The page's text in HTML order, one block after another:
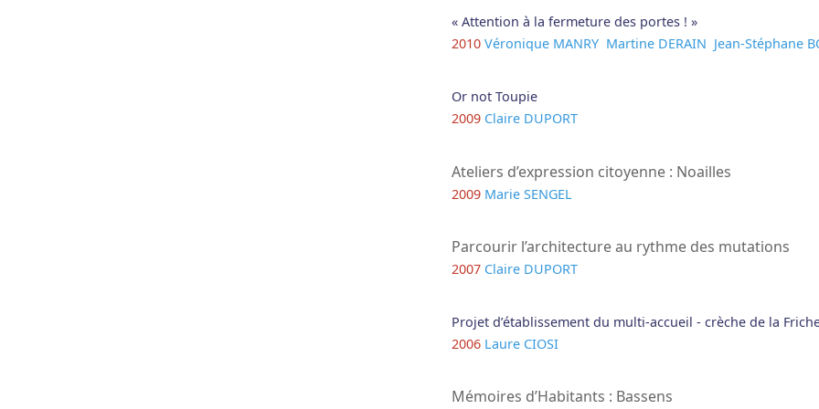
« Attention à la fermeture des portes ! »
2010 Véronique MANRY Martine DERAIN Jean-Stéphane
Or not Toupie
2009 Claire DUPORT
Ateliers d’expression citoyenne : Noailles
2009 Marie SENGEL
Parcourir l’architecture au rythme des mutations
2007 Claire DUPORT
Projet d’établissement du multi-accueil - crèche de la
2006 Laure CIOSI
Mémoires d’Habitants : Bassens